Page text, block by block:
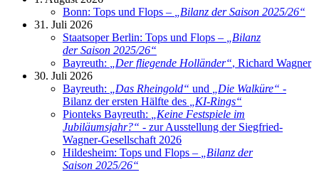
Bonn: Tops und Flops –
Bilanz der Saison 2025/26“
31. Juli 2026
Staatsoper Berlin: Tops und Flops –
Bilanz
der Saison 2025/26“
Bayreuth:
Der fliegende Holländer“, Richard Wagner
30. Juli 2026
Bayreuth:
Das Rheingold“ und Die Walküre“ -
Bilanz der ersten Hälfte des
KI-Rings“
Pionteks Bayreuth:
Keine Festspiele im
Jubiläumsjahr?“ - zur Ausstellung der Siegfried-
Wagner-Gesellschaft 2026
Hildesheim: Tops und Flops –
Bilanz der
Saison 2025/26“